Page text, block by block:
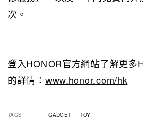
次。
登入HONOR官方網站了解更多
的詳情： www.honor.com/hk
TAGS GADGET TOY